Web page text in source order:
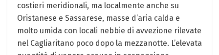
costieri meridionali, ma localmente anche su
Oristanese e Sassarese, masse d’aria calda e
molto umida con locali nebbie di avvezione rilevate
nel Cagliaritano poco dopo la mezzanotte. L’elevata